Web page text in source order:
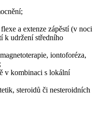
a extenze zápěstí (v noci
k udržení středního
iontoforéza,
v kombinaci s lokální
steroidů či nesteroidních